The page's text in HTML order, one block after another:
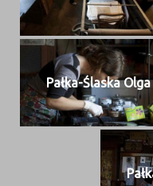
Pał­ka-Ślas­ka Olga